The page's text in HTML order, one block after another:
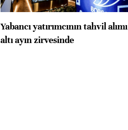
Yabancı yatırımcının tahvil alımı
altı ayın zirvesinde